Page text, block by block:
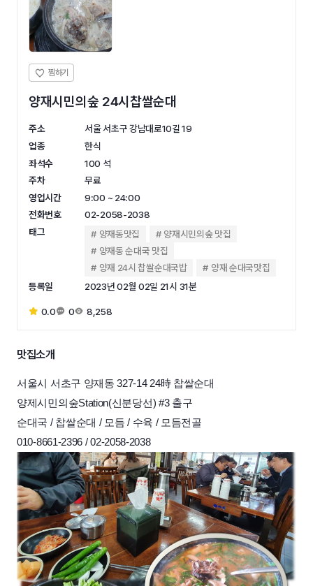
양재시민의숲 24시찹쌀순대
주소
서울 서초구 강남대로10길 19
업종
한식
좌석수
100 석
주차
무료
영업시간
9:00 ~ 24:00
전화번호
02-2058-2038
태그
양재동맛집
양재시민의숲 맛집
양재동 순대국 맛집
양재 24시 찹쌀순대국밥
양재 순대국맛집
등록일
2023년 02월 02일 21시 31분
0.0 0 8,258
맛집소개
서울시 서초구 양재동 327-14 24時 찹쌀순대
양제시민의숲Station(신분당선) #3 출구
순대국 / 찹쌀순대 / 모듬 / 수육 / 모듬전골
010-8661-2396 / 02-2058-2038